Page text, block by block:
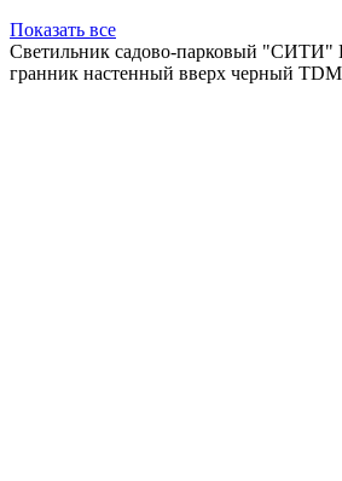
Показать все
Светильник садово-парковый "СИТИ"
гранник настенный вверх черный TDM